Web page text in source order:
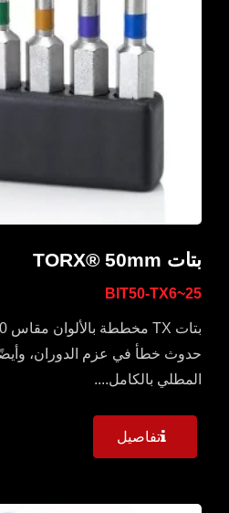
بتات TORX® 50mm
BIT50-TX6~25
المطلي بالكامل....
تفاصيل